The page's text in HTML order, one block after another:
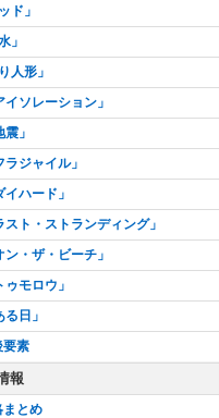
ド」
」
人形」
ソレーション」
」
ジャイル」
ハード」
ト・ストランディング」
・ザ・ビーチ」
モロウ」
日」
要素
報
まとめ